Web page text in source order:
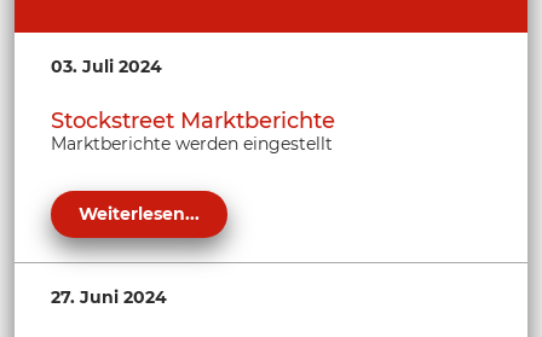
03. Juli 2024
Stockstreet Marktberichte
Marktberichte werden eingestellt
Weiterlesen...
27. Juni 2024